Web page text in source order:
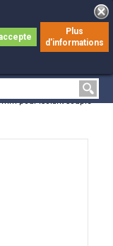
0
0
Plus
d'informations
mm pour isolant souple